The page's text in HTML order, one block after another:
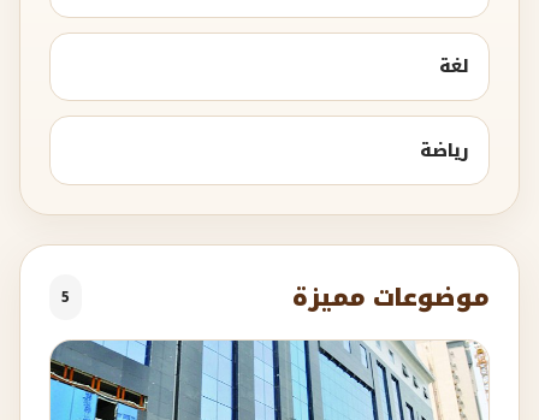
لغة
رياضة
موضوعات مميزة 5